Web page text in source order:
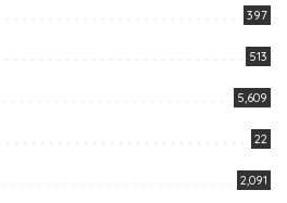
397
513
5,609
22
2,091